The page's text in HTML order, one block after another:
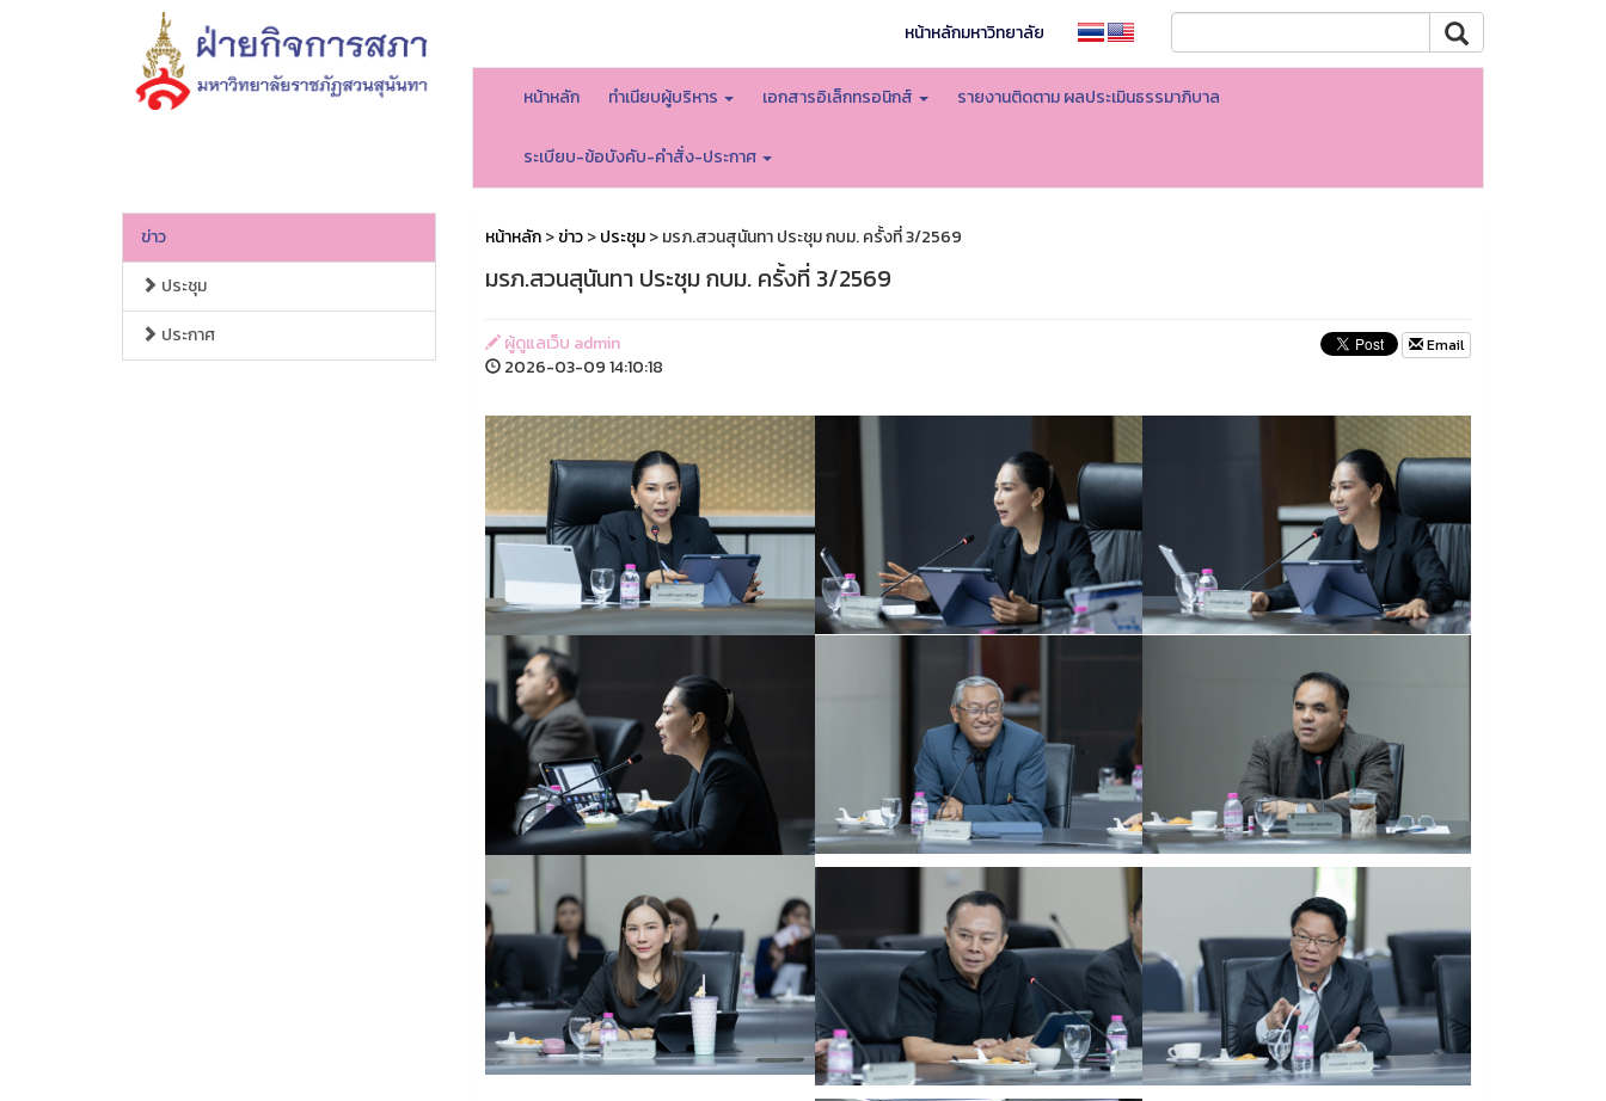
หน้าหลักมหาวิทยาลัย
หน้าหลัก ทำเนียบผู้บริหาร เอกสารอิเล็กทรอนิกส์ รายงานติดตาม ผลประเมินธรรมาภิบาล
ระเบียบ-ข้อบังคับ-คำสั่ง-ประกาศ
ข่าว
ประชุม
ประกาศ
หน้าหลัก>ข่าว>ประชุม> มรภ.สวนสุนันทา ประชุม กบม. ครั้งที่ 3/2569
มรภ.สวนสุนันทา ประชุม กบม. ครั้งที่ 3/2569
ผู้ดูแลเว็บ admin
2026-03-09 14:10:18
Email